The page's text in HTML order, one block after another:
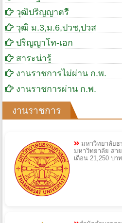
วุฒิปริญญาตรี
วุฒิ ม.3,ม.6,ปวช,ปวส
ปริญญาโท-เอก
สาระน่ารู้
งานราชการไม่ผ่าน ก.พ.
งานราชการผ่าน ก.พ.
งานราชการ
มหาวิทยาลัยธ
มหาวิทยาลัย สา
เดือน 21,250 บา